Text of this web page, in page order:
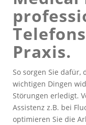
Praxis.
So sorgen Sie dafür,
wichtigen Dingen
Störungen erledigt.
Assistenz z.B. bei
optimieren Sie die